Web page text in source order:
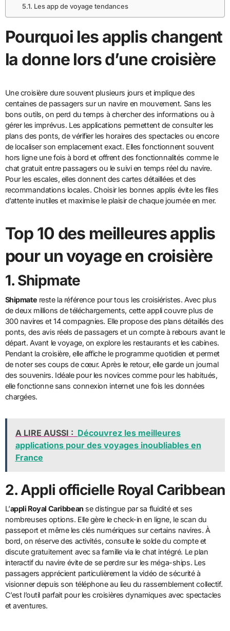
Les app de voyage tendances
Pourquoi les applis changent
la donne lors d’une croisière
Une croisière dure souvent plusieurs jours et implique des
centaines de passagers sur un navire en mouvement. Sans les
bons outils, on perd du temps à chercher des informations ou à
gérer les imprévus. Les applications permettent de consulter les
plans des ponts, de vérifier les horaires des spectacles ou encore
de localiser son emplacement exact. Elles fonctionnent souvent
hors ligne une fois à bord et offrent des fonctionnalités comme le
chat gratuit entre passagers ou le suivi en temps réel du navire.
Pour les escales, elles donnent des cartes détaillées et des
recommandations locales. Choisir les bonnes applis évite les files
d’attente inutiles et maximise le plaisir de chaque journée en mer.
Top 10 des meilleures applis
pour un voyage en croisière
1. Shipmate
Shipmate reste la référence pour tous les croisiéristes. Avec plus
de deux millions de téléchargements, cette appli couvre plus de
300 navires et 14 compagnies. Elle propose des plans détaillés des
ponts, des avis réels de passagers et un compte à rebours avant le
départ. Avant le voyage, on explore les restaurants et les cabines.
Pendant la croisière, elle affiche le programme quotidien et permet
de noter ses coups de cœur. Après le retour, elle garde un journal
des souvenirs. Idéale pour les novices comme pour les habitués,
elle fonctionne sans connexion internet une fois les données
chargées.
A LIRE AUSSI : Découvrez les meilleures
applications pour des voyages inoubliables en
France
2. Appli officielle Royal Caribbean
L’appli Royal Caribbean se distingue par sa fluidité et ses
nombreuses options. Elle gère le check-in en ligne, le scan du
passeport et même les clés numériques sur certains navires. À
bord, on réserve des activités, consulte le solde du compte et
discute gratuitement avec sa famille via le chat intégré. Le plan
interactif du navire évite de se perdre sur les méga-ships. Les
passagers apprécient particulièrement la vidéo de sécurité à
visionner depuis son téléphone au lieu du rassemblement collectif.
C’est l’outil parfait pour les croisières dynamiques avec spectacles
et aventures.